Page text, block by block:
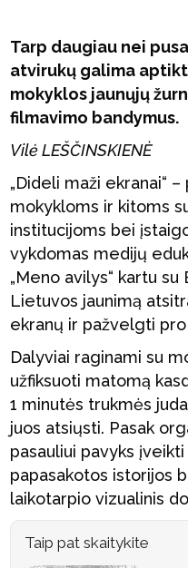
Tarp daugiau nei
atvirukų galima
mokyklos jaunųjų
filmavimo bandymus.
Vilė LEŠČINSKIENĖ
„Dideli maži ekranai“
mokykloms ir kitoms
institucijoms bei
vykdomas medijų
„Meno avilys“ kartu
Lietuvos jaunimą
ekranų ir pažvelgti pro
Dalyviai raginami su
užfiksuoti matomą
1 minutės trukmės
juos atsiųsti. Pasak
pasauliui pavyks
papasakotos istorijos
laikotarpio vizualinis
Taip pat skaitykite